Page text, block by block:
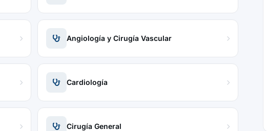
Angiología y Cirugía Vascular
Cardiología
Cirugía General